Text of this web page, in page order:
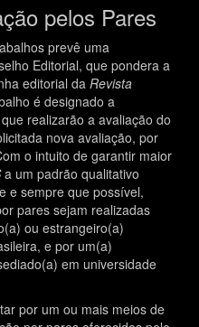
pelos Pares
prevê uma
Editorial, que pondera a
editorial da Revista
é designado a
que realizarão a avaliação do
nova avaliação, por
o intuito de garantir maior
a um padrão qualitativo
e sempre que possível,
pares sejam realizadas
ou estrangeiro(a)
e por um(a)
em universidade
por um ou mais meios de